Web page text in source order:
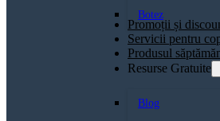
Botez
Promoții și
Servicii pentru
Produsul
Resurse Gratuite
Blog